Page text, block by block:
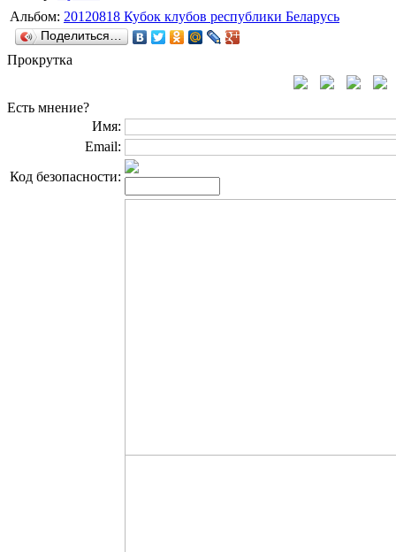
Альбом: 20120818 Кубок клубов республики Беларусь
Поделиться…
Прокрутка
Есть мнение?
Имя:
Email:
Код безопасности: